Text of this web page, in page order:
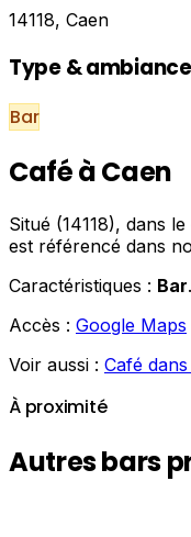
14118, Caen
Type & ambiance
Bar
Café à Caen
Situé (14118), dans
est référencé dans
Caractéristiques : Bar.
Accès : Google Maps
Voir aussi : Café
À proximité
Autres bars